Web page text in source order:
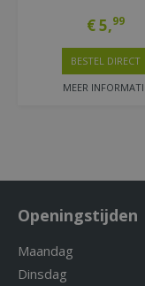
€5,99
MEER
BESTEL DIRECT
Openingstijden
Maandag
Dinsdag